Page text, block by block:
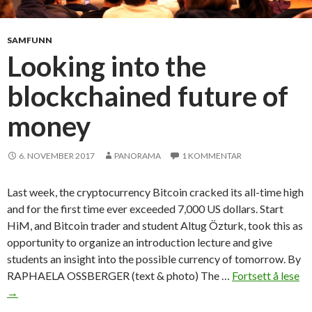
i
n
å
r
t
s
y
e
i
d
e
o
SAMFUNN
Looking into the
blockchained future of
money
6. NOVEMBER 2017 PANORAMA 1 KOMMENTAR
Last week, the cryptocurrency Bitcoin cracked its all-time high
and for the first time ever exceeded 7,000 US dollars. Start
HiM, and Bitcoin trader and student Altug Özturk, took this as
opportunity to organize an introduction lecture and give
students an insight into the possible currency of tomorrow. By
RAPHAELA OSSBERGER (text & photo) The … Fortsett å lese
→